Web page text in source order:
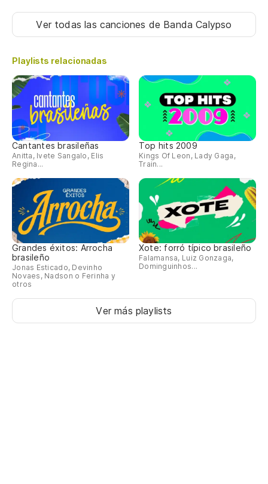
Ver todas las canciones de Banda Calypso
Playlists relacionadas
Cantantes brasileñas
Anitta, Ivete Sangalo, Elis
Regina...
Top hits 2009
Kings Of Leon, Lady Gaga,
Train...
Grandes éxitos: Arrocha
brasileño
Jonas Esticado, Devinho
Novaes, Nadson o Ferinha y
otros
Xote: forró típico brasileño
Falamansa, Luiz Gonzaga,
Dominguinhos...
Ver más playlists